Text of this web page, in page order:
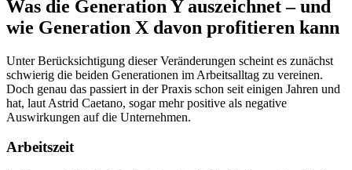
Was die Generation Y auszeichnet – und
wie Generation X davon profitieren kann
Unter Berücksichtigung dieser Veränderungen scheint es zunächst
schwierig die beiden Generationen im Arbeitsalltag zu vereinen.
Doch genau das passiert in der Praxis schon seit einigen Jahren und
hat, laut Astrid Caetano, sogar mehr positive als negative
Auswirkungen auf die Unternehmen.
Arbeitszeit